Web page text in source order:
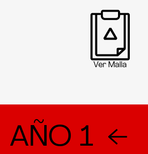
Corriente Alterna. Para acceder a
debes presentar tu consolidado de
de los cursos que deseas convalidar.
Ver Malla
AÑO 1